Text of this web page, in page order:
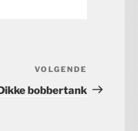
bericht
VOLGENDE
bobbertank